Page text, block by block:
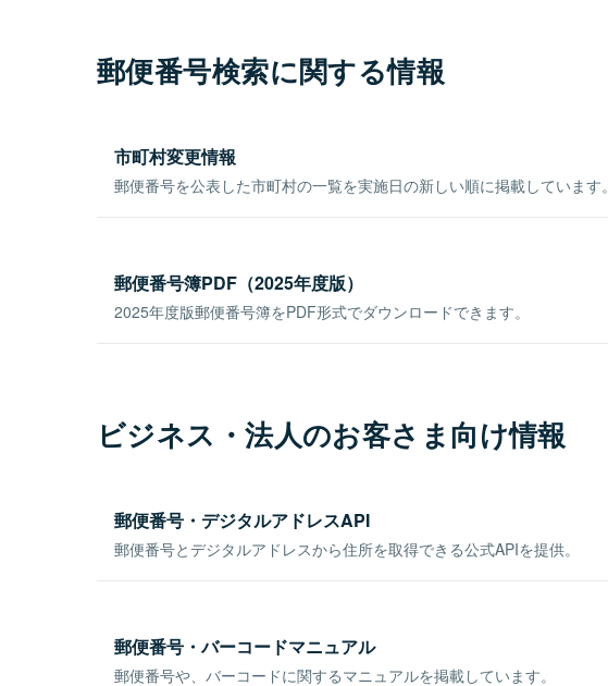
郵便番号検索に関する情報
市町村変更情報
郵便番号を公表した市町村の一覧を実施日の新しい順に掲載しています。
郵便番号簿PDF（2025年度版）
2025年度版郵便番号簿をPDF形式でダウンロードできます。
ビジネス・法人のお客さま向け情報
郵便番号・デジタルアドレスAPI
郵便番号とデジタルアドレスから住所を取得できる公式APIを提供。
郵便番号・バーコードマニュアル
郵便番号や、バーコードに関するマニュアルを掲載しています。